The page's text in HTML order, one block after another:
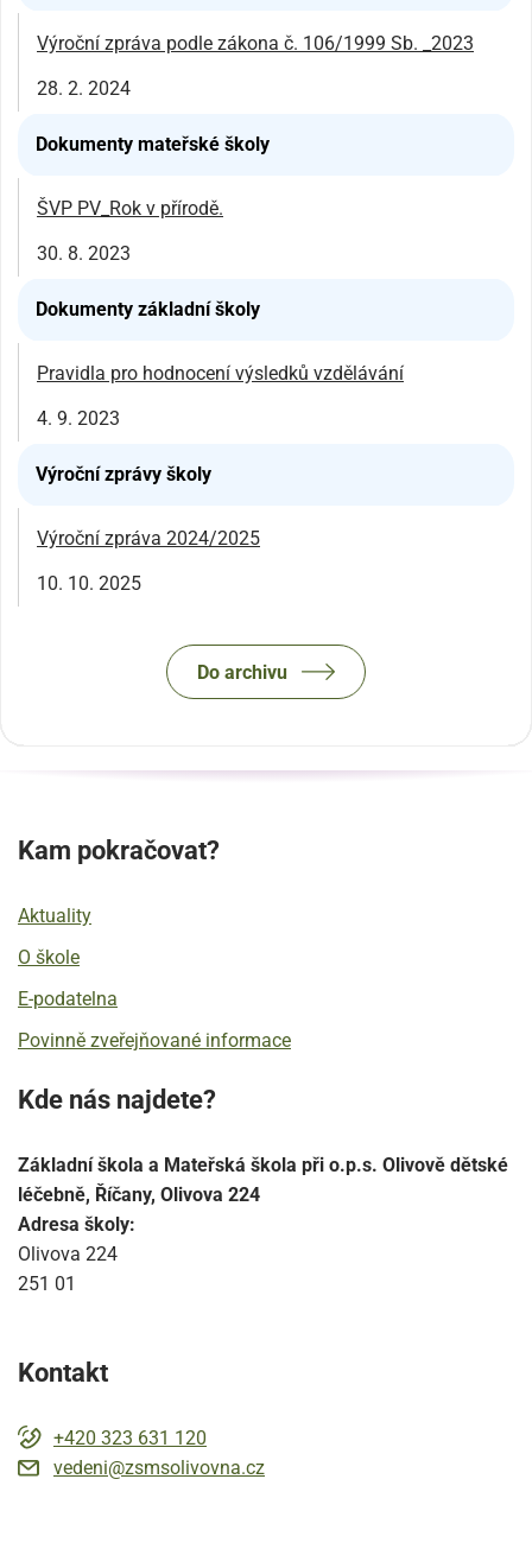
Výroční zpráva podle zákona č. 106/1999 Sb. _2023
28. 2. 2024
Dokumenty mateřské školy
ŠVP PV_Rok v přírodě.
30. 8. 2023
Dokumenty základní školy
Pravidla pro hodnocení výsledků vzdělávání
4. 9. 2023
Výroční zprávy školy
Výroční zpráva 2024/2025
10. 10. 2025
Do archivu
Kam pokračovat?
Aktuality
O škole
E-podatelna
Povinně zveřejňované informace
Kde nás najdete?
Základní škola a Mateřská škola při o.p.s. Olivově dětské
léčebně, Říčany, Olivova 224
Adresa školy:
Olivova 224
251 01
Kontakt
+420 323 631 120
vedeni@zsmsolivovna.cz